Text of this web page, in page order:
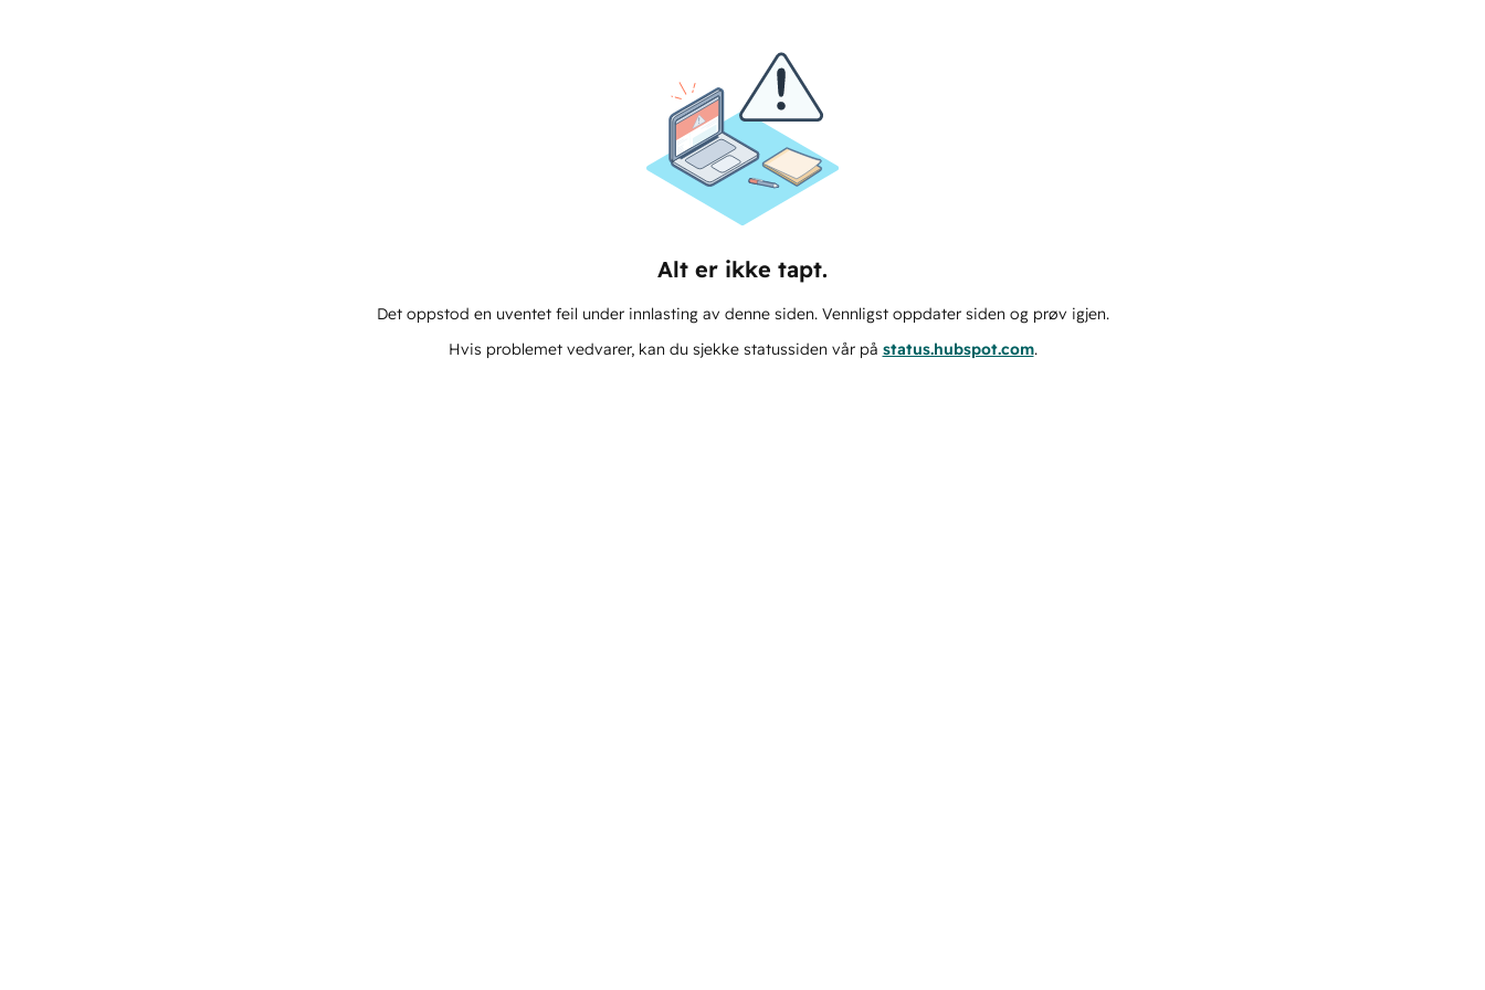
Alt er ikke tapt.
Det oppstod en uventet feil under innlasting av denne siden. Vennligst oppdater siden og prøv igjen.
Hvis problemet vedvarer, kan du sjekke statussiden vår på status.hubspot.com.